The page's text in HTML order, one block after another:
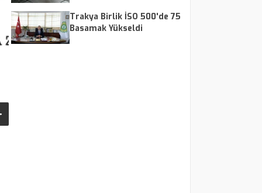
Trakya Birlik İSO 500'de 75
Basamak Yükseldi